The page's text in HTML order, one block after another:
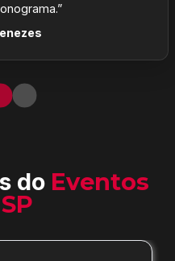
do Eventos